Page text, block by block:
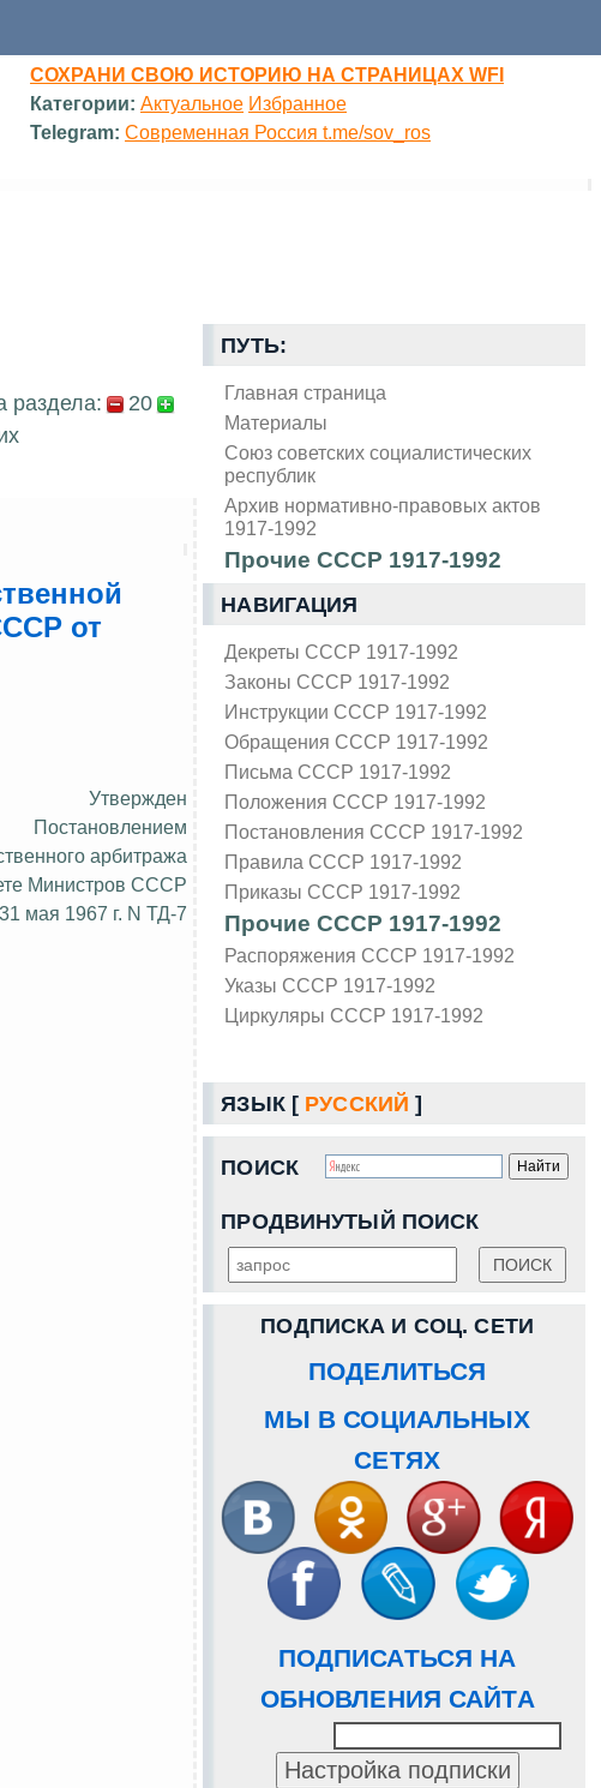
СОХРАНИ СВОЮ ИСТОРИЮ НА СТРАНИЦАХ WFI
Категории: Актуальное Избранное
Telegram: Современная Россия t.me/sov_ros
ПУТЬ:
Главная страница
Материалы
Союз советских социалистических
республик
Архив нормативно-правовых актов
1917-1992
Прочие СССР 1917-1992
НАВИГАЦИЯ
Декреты СССР 1917-1992
Законы СССР 1917-1992
Инструкции СССР 1917-1992
Обращения СССР 1917-1992
Письма СССР 1917-1992
Положения СССР 1917-1992
Постановления СССР 1917-1992
Правила СССР 1917-1992
Приказы СССР 1917-1992
Прочие СССР 1917-1992
Распоряжения СССР 1917-1992
Указы СССР 1917-1992
Циркуляры СССР 1917-1992
ЯЗЫК [ РУССКИЙ ]
ПОИСК
ПРОДВИНУТЫЙ ПОИСК
ПОДПИСКА И СОЦ. СЕТИ
ПОДЕЛИТЬСЯ
МЫ В СОЦИАЛЬНЫХ
СЕТЯХ
ПОДПИСАТЬСЯ НА
ОБНОВЛЕНИЯ САЙТА
раздела:
20
от
Утвержден
Постановлением
арбитража
Министров СССР
мая 1967 г. N ТД-7